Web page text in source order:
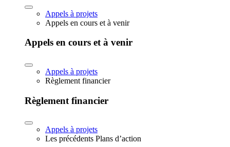
Appels à projets
Appels en cours et à venir
Appels en cours et à venir
Appels à projets
Règlement financier
Règlement financier
Appels à projets
Les précédents Plans d’action